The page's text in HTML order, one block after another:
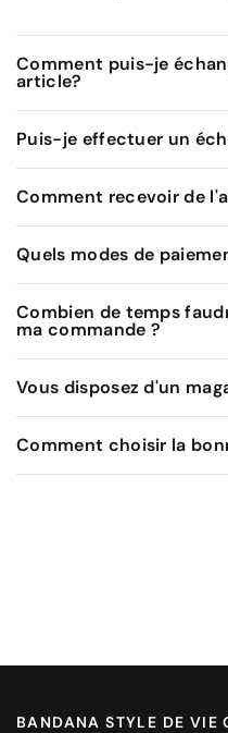
Comment puis-je
article?
Puis-je effectuer un
Comment recevoir de
Quels modes de
Combien de temps
ma commande ?
Vous disposez d'un
Comment choisir la
BANDANA STYLE DE VIE